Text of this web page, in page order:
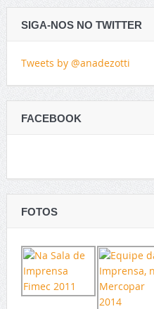
SIGA-NOS NO TWITTER
Tweets by @anadezotti
FACEBOOK
FOTOS